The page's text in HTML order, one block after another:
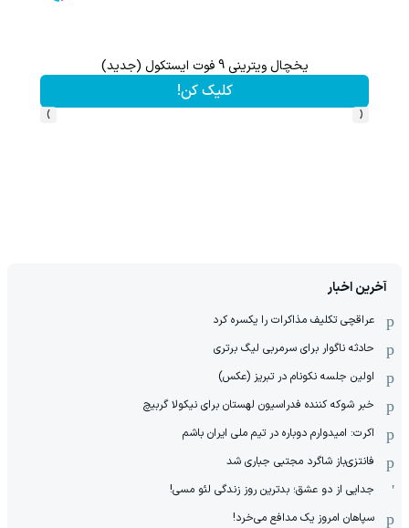
یخچال ویترینی 9 فوت ایستکول (جدید)
کلیک کن!
‹
›
آخرین اخبار
عراقچی تکلیف مذاکرات را یکسره کرد
حادثه ناگوار برای سرمربی لیگ برتری
اولین جلسه نکونام در تبریز (عکس)
خبر شوکه کننده فدراسیون لهستان برای نیکولا گربیچ
اکرت: امیدوارم دوباره در تیم ملی ایران باشم
فانتزی‌باز شاگرد مجتبی جباری شد
جدایی از دو عشق؛ بدترین روز زندگی لئو مسی!
سپاهان امروز یک مدافع می‌خرد!